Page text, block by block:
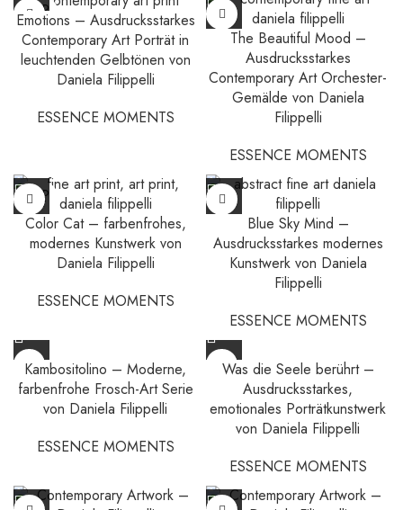
SOLD
OUT
Emotions – Ausdrucksstarkes
Contemporary Art Porträt in
leuchtenden Gelbtönen von
Daniela Filippelli
ESSENCE MOMENTS
The Beautiful Mood –
Ausdrucksstarkes
Contemporary Art Orchester-
Gemälde von Daniela
Filippelli
ESSENCE MOMENTS
SOLD
OUT
Color Cat – farbenfrohes,
modernes Kunstwerk von
Daniela Filippelli
ESSENCE MOMENTS
Blue Sky Mind –
Ausdrucksstarkes modernes
Kunstwerk von Daniela
Filippelli
ESSENCE MOMENTS
Kambositolino – Moderne,
farbenfrohe Frosch-Art Serie
von Daniela Filippelli
ESSENCE MOMENTS
Was die Seele berührt –
Ausdrucksstarkes,
emotionales Porträtkunstwerk
von Daniela Filippelli
ESSENCE MOMENTS